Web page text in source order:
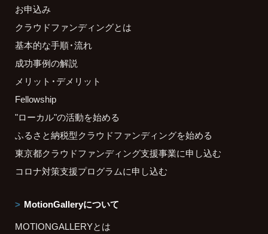
お申込み
クラウドファンディングとは
基本的な手順・流れ
成功事例の解説
メリット・デメリット
Fellowship
"ローカル"の活動を始める
ふるさと納税型クラウドファンディングを始める
東京都クラウドファンディング支援事業に申し込む
コロナ対策支援プログラムに申し込む
MotionGalleryについて
MOTIONGALLERYとは